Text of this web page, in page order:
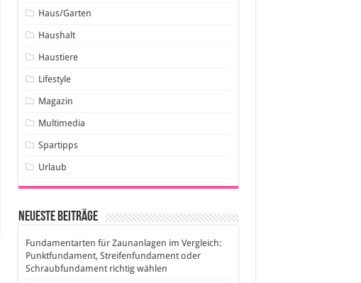
Haus/Garten
Haushalt
Haustiere
Lifestyle
Magazin
Multimedia
Spartipps
Urlaub
Neueste Beiträge
Fundamentarten für Zaunanlagen im Vergleich:
Punktfundament, Streifenfundament oder
Schraubfundament richtig wählen